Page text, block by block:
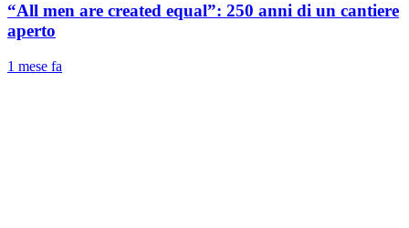
“All men are created equal”: 250 anni di un cantiere
aperto
1 mese fa